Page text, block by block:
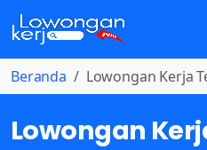
Beranda Lowongan Kerja
Lowongan